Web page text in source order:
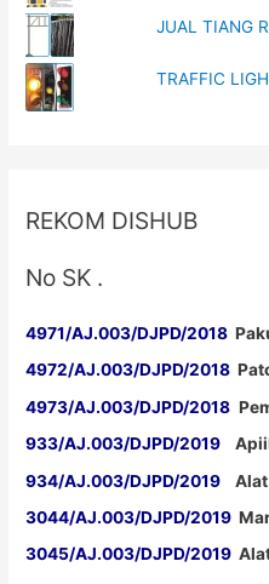
JUAL TIANG
TRAFFIC
REKOM DISHUB
No SK .
4971/AJ.003/DJPD/2018
4972/AJ.003/DJPD/2018
4973/AJ.003/DJPD/2018
933/AJ.003/DJPD/2019
934/AJ.003/DJPD/2019 Alat
3044/AJ.003/DJPD/2019
3045/AJ.003/DJPD/2019